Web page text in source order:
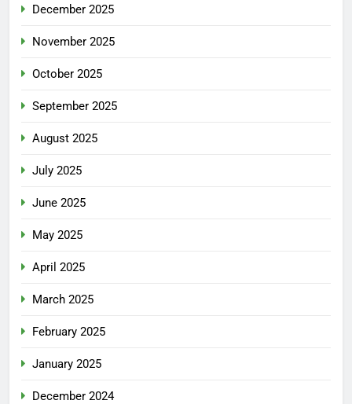
December 2025
November 2025
October 2025
September 2025
August 2025
July 2025
June 2025
May 2025
April 2025
March 2025
February 2025
January 2025
December 2024